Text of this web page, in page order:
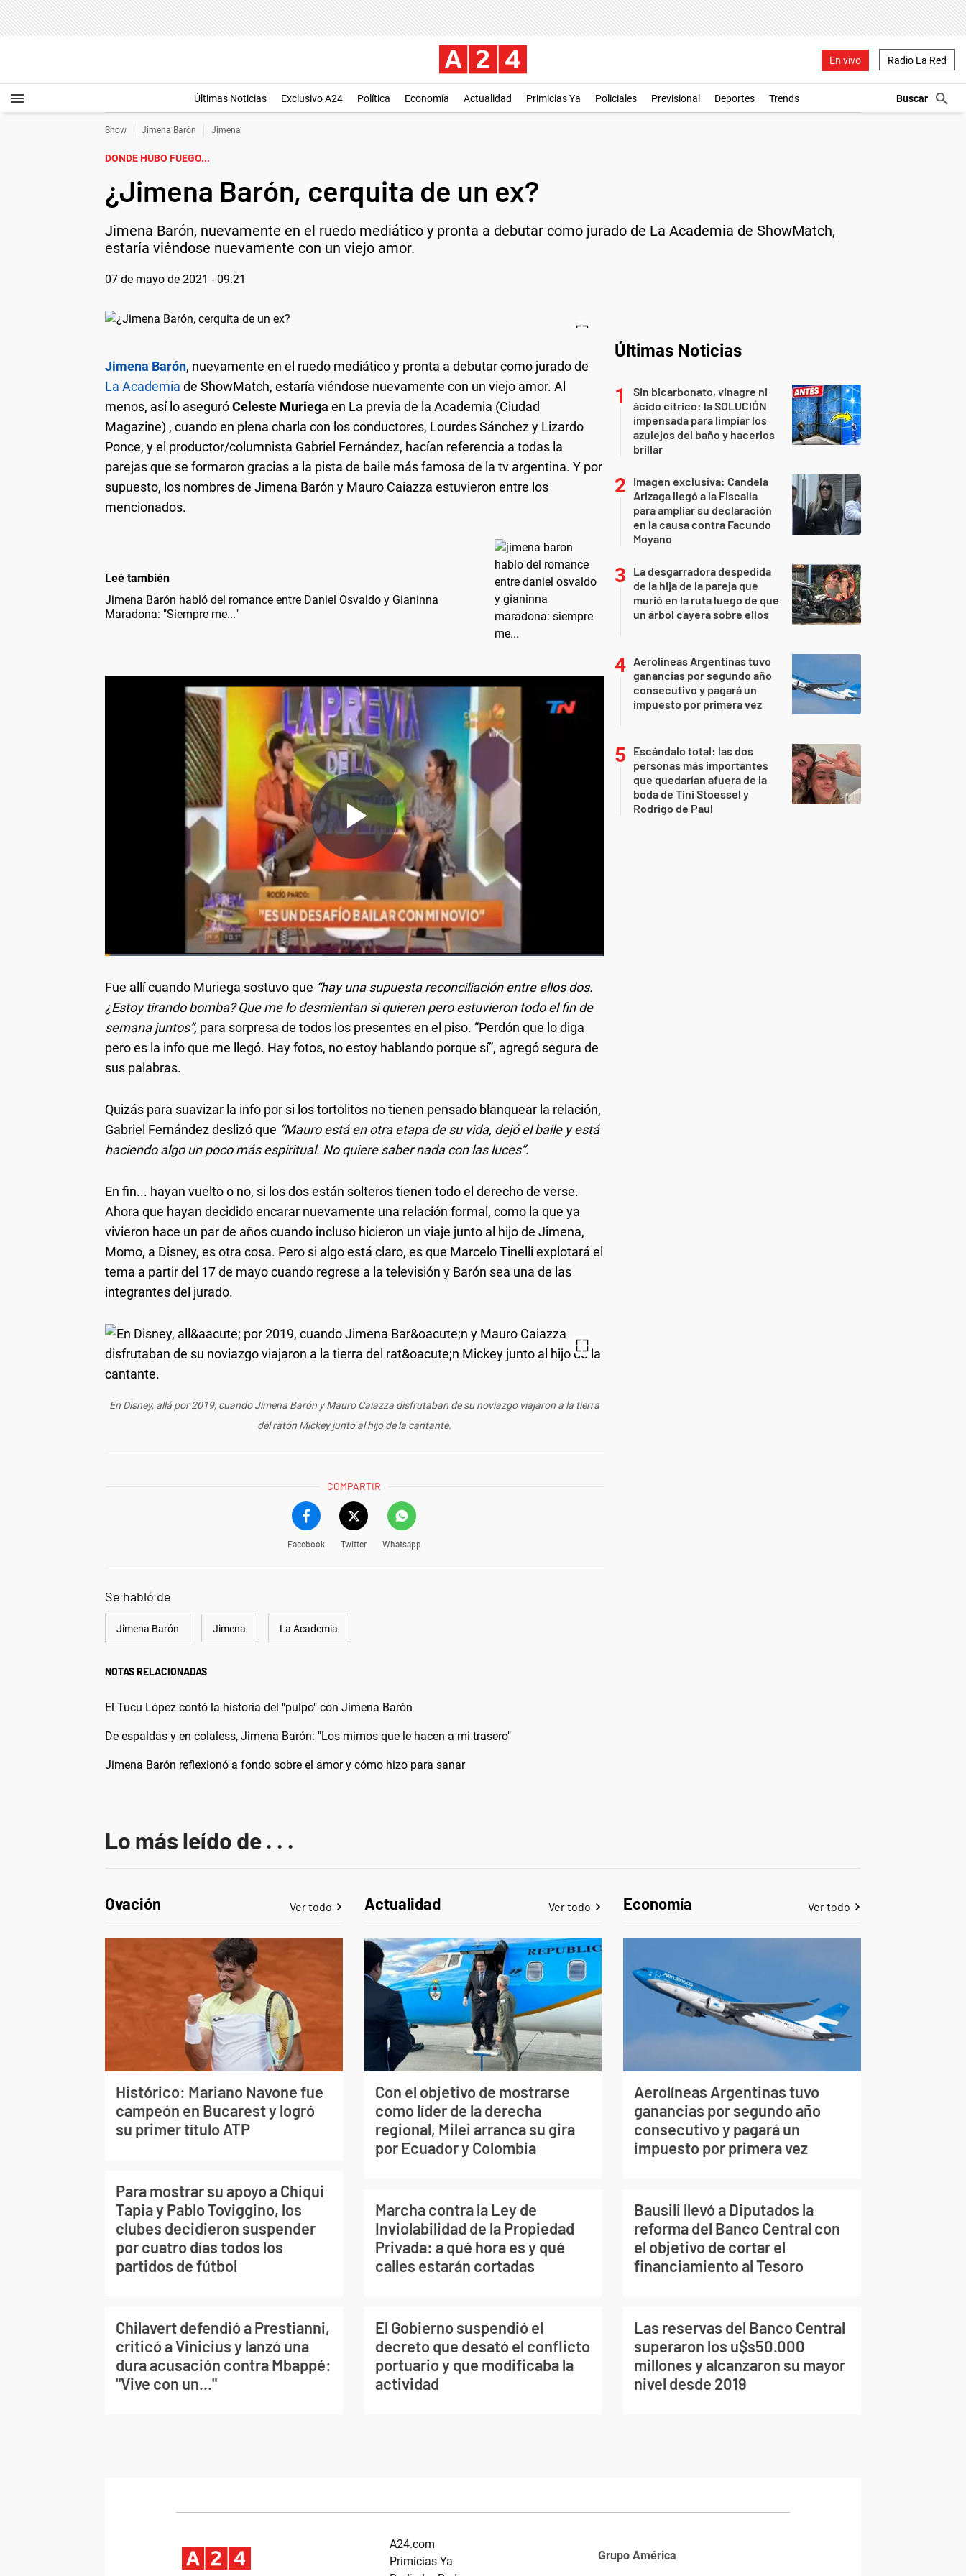
En vivo Radio La Red
Últimas Noticias Exclusivo A24 Política Economía Actualidad Primicias Ya Policiales Previsional Deportes Trends
Show Jimena Barón Jimena
DONDE HUBO FUEGO...
¿Jimena Barón, cerquita de un ex?
Jimena Barón, nuevamente en el ruedo mediático y pronta a debutar como jurado de La Academia de ShowMatch,
estaría viéndose nuevamente con un viejo amor.
07 de mayo de 2021 - 09:21
Jimena Barón, nuevamente en el ruedo mediático y pronta a debutar como jurado de
La Academia de ShowMatch, estaría viéndose nuevamente con un viejo amor. Al
menos, así lo aseguróCeleste Muriega en La previa de la Academia (Ciudad
Magazine) , cuando en plena charla con los conductores, Lourdes Sánchez y Lizardo
Ponce, y el productor/columnista Gabriel Fernández, hacían referencia a todas la
parejas que se formaron gracias a la pista de baile más famosa de la tv argentina. Y por
supuesto, los nombres de Jimena Barón y Mauro Caiazza estuvieron entre los
mencionados.
Leé también
Jimena Barón habló del romance entre Daniel Osvaldo y Gianinna
Maradona: "Siempre me..."
Fue allí cuando Muriega sostuvo que “hay una supuesta reconciliación entre ellos dos.
¿Estoy tirando bomba? Que me lo desmientan si quieren pero estuvieron todo el fin de
semana juntos”, para sorpresa de todos los presentes en el piso. “Perdón que lo diga
pero es la info que me llegó. Hay fotos, no estoy hablando porque sí”, agregó segura de
sus palabras.
Quizás para suavizar la info por si los tortolitos no tienen pensado blanquear la relación,
Gabriel Fernández deslizó que “Mauro está en otra etapa de su vida, dejó el baile y está
haciendo algo un poco más espiritual. No quiere saber nada con las luces”.
En fin... hayan vuelto o no, si los dos están solteros tienen todo el derecho de verse.
Ahora que hayan decidido encarar nuevamente una relación formal, como la que ya
vivieron hace un par de años cuando incluso hicieron un viaje junto al hijo de Jimena,
Momo, a Disney, es otra cosa. Pero si algo está claro, es que Marcelo Tinelli explotará el
tema a partir del 17 de mayo cuando regrese a la televisión y Barón sea una de las
integrantes del jurado.
En Disney, allá por 2019, cuando Jimena Barón y Mauro Caiazza disfrutaban de su noviazgo viajaron a la tierra
del ratón Mickey junto al hijo de la cantante.
COMPARTIR
Facebook Twitter Whatsapp
Se habló de
Jimena Barón Jimena La Academia
NOTAS RELACIONADAS
El Tucu López contó la historia del "pulpo" con Jimena Barón
De espaldas y en colaless, Jimena Barón: "Los mimos que le hacen a mi trasero"
Jimena Barón reflexionó a fondo sobre el amor y cómo hizo para sanar
Últimas Noticias
Sin bicarbonato, vinagre ni
ácido cítrico: la SOLUCIÓN
impensada para limpiar los
azulejos del baño y hacerlos
brillar
Imagen exclusiva: Candela
Arizaga llegó a la Fiscalía
para ampliar su declaración
en la causa contra Facundo
Moyano
La desgarradora despedida
de la hija de la pareja que
murió en la ruta luego de que
un árbol cayera sobre ellos
Aerolíneas Argentinas tuvo
ganancias por segundo año
consecutivo y pagará un
impuesto por primera vez
Escándalo total: las dos
personas más importantes
que quedarían afuera de la
boda de Tini Stoessel y
Rodrigo de Paul
Lo más leído de . . .
Ovación Ver todo
Histórico: Mariano Navone fue
campeón en Bucarest y logró
su primer título ATP
Para mostrar su apoyo a Chiqui
Tapia y Pablo Toviggino, los
clubes decidieron suspender
por cuatro días todos los
partidos de fútbol
Chilavert defendió a Prestianni,
criticó a Vinicius y lanzó una
dura acusación contra Mbappé:
"Vive con un..."
Actualidad Ver todo
Con el objetivo de mostrarse
como líder de la derecha
regional, Milei arranca su gira
por Ecuador y Colombia
Marcha contra la Ley de
Inviolabilidad de la Propiedad
Privada: a qué hora es y qué
calles estarán cortadas
El Gobierno suspendió el
decreto que desató el conflicto
portuario y que modificaba la
actividad
Economía Ver todo
Aerolíneas Argentinas tuvo
ganancias por segundo año
consecutivo y pagará un
impuesto por primera vez
Bausili llevó a Diputados la
reforma del Banco Central con
el objetivo de cortar el
financiamiento al Tesoro
Las reservas del Banco Central
superaron los u$s50.000
millones y alcanzaron su mayor
nivel desde 2019
A24.com
Primicias Ya
Grupo América